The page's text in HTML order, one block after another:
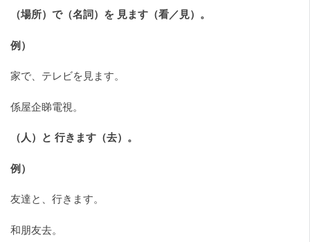
（場所）で（名詞）を 見ます（看／見）。
例）
家で、テレビを見ます。
係屋企睇電視。
（人）と 行きます（去）。
例）
友達と、行きます。
和朋友去。